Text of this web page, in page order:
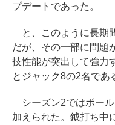
プデートであった。
と、このように長期
だが、その一部に問題
技性能が突出して強力
とジャック8の2名であ
シーズン2ではポー
加えられた。鉞打ち中